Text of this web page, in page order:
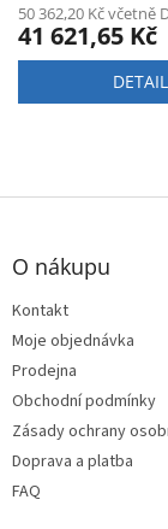
50 362,20 Kč včetně
41 621,65 Kč
DETAIL
Z
O nákupu
Kontakt
Moje objednávka
Prodejna
Obchodní podmínky
Zásady ochrany
Doprava a platba
FAQ